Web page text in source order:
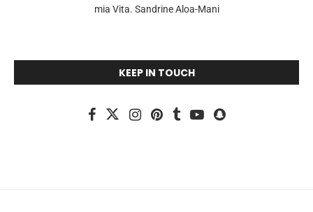
mia Vita. Sandrine Aloa-Mani
KEEP IN TOUCH